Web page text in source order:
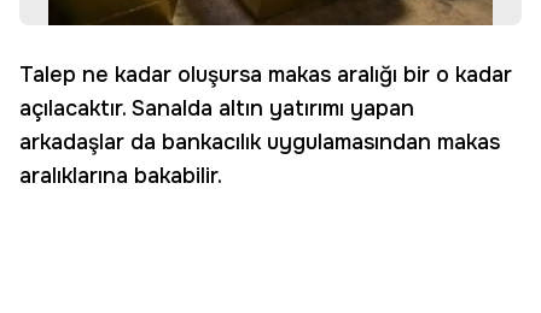
Talep ne kadar oluşursa makas aralığı bir o kadar
açılacaktır. Sanalda altın yatırımı yapan
arkadaşlar da bankacılık uygulamasından makas
aralıklarına bakabilir.